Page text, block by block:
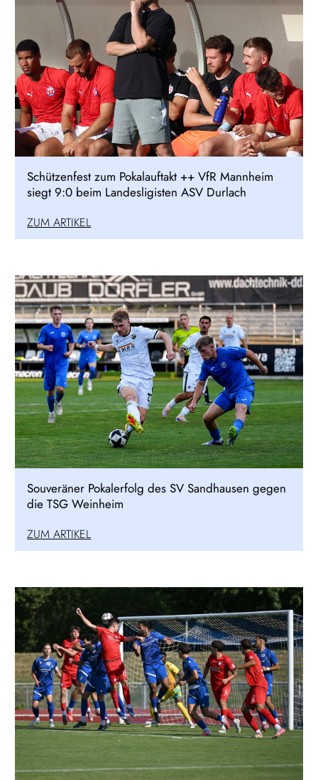
Schützenfest zum Pokalauftakt ++ VfR Mannheim
siegt 9:0 beim Landesligisten ASV Durlach
ZUM ARTIKEL
Souveräner Pokalerfolg des SV Sandhausen gegen
die TSG Weinheim
ZUM ARTIKEL